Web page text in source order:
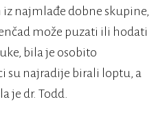
iz najmlađe dobne skupine,
može puzati ili hodati
bila je osobito
su najradije birali loptu, a
je dr. Todd.